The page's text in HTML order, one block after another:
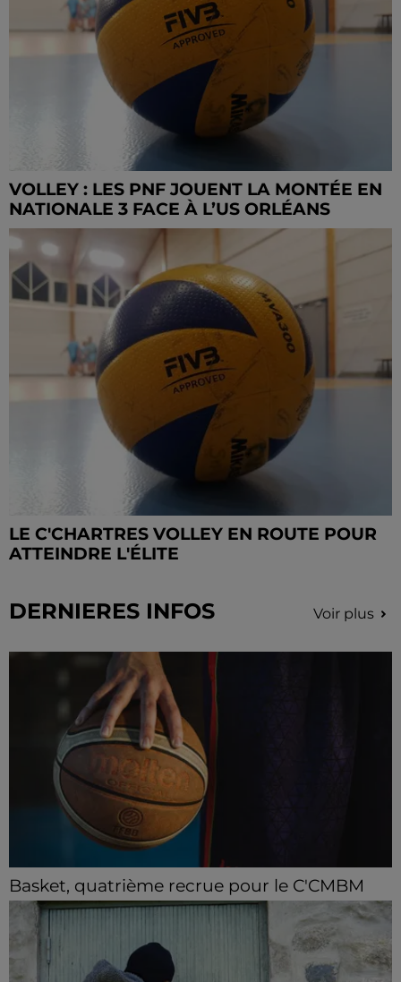
VOLLEY : LES PNF JOUENT LA MONTÉE EN
NATIONALE 3 FACE À L’US ORLÉANS
LE C'CHARTRES VOLLEY EN ROUTE POUR
ATTEINDRE L'ÉLITE
DERNIERES INFOS Voir plus
Basket, quatrième recrue pour le C'CMBM
Le club chartrain annonce l'arrivée de Jonathan
Mkamba en provenance de Pau.